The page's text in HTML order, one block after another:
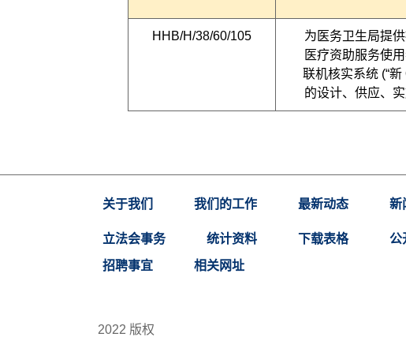
HHB/H/38/60/105
为医务卫生局提
医疗资助服务使
联机核实系统 (“新
的设计、供应、
关于我们 我们的工作 最新动态 新
立法会事务 统计资料 下载表格 公
招聘事宜
相关网址
2022 版权